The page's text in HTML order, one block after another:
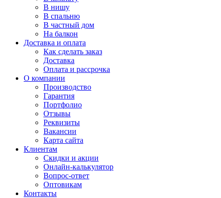
В нишу
В спальню
В частный дом
На балкон
Доставка и оплата
Как сделать заказ
Доставка
Оплата и рассрочка
О компании
Производство
Гарантия
Портфолио
Отзывы
Реквизиты
Вакансии
Карта сайта
Клиентам
Скидки и акции
Онлайн-калькулятор
Вопрос-ответ
Оптовикам
Контакты